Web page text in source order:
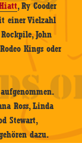
, Ry Cooder
einer Vielzahl
John
Kings oder
Ross, Linda
Stewart,
dazu.